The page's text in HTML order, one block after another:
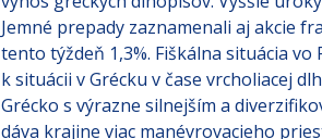
výnos gréckych dlhopisov. Vyššie
Jemné prepady zaznamenali aj akcie
tento týždeň 1,3%. Fiškálna situácia
k situácii v Grécku v čase vrcholiacej
Grécko s výrazne silnejším a